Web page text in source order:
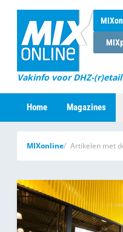
Vakinfo voor DHZ-(r)etail
Home Magazines
MIXonline Artikelen met